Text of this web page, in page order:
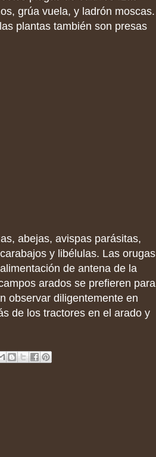
grúa vuela, y ladrón moscas.
plantas también son presas
abejas, avispas parásitas,
y libélulas. Las orugas
de antena de la
arados se prefieren para
observar diligentemente en
de los tractores en el arado y